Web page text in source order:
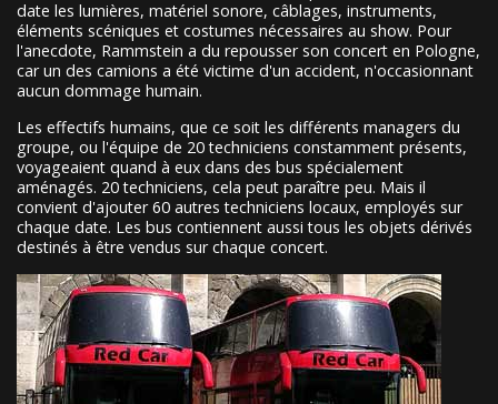
date les lumières, matériel sonore, câblages, instruments,
éléments scéniques et costumes nécessaires au show. Pour
l'anecdote, Rammstein a du repousser son concert en Pologne,
car un des camions a été victime d'un accident, n'occasionnant
aucun dommage humain.
Les effectifs humains, que ce soit les différents managers du
groupe, ou l'équipe de 20 techniciens constamment présents,
voyageaient quand à eux dans des bus spécialement
aménagés. 20 techniciens, cela peut paraître peu. Mais il
convient d'ajouter 60 autres techniciens locaux, employés sur
chaque date. Les bus contiennent aussi tous les objets dérivés
destinés à être vendus sur chaque concert.